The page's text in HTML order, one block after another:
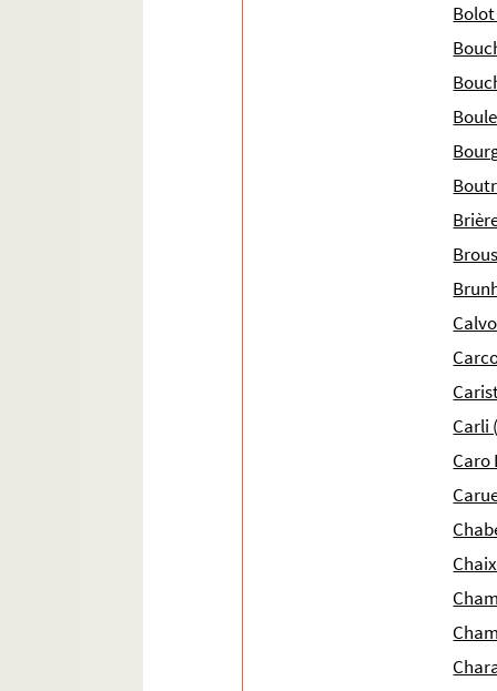
Ms 1945 (1811). Recueil de jurisprudence
Ms 1946 (1812). Catalogue alphabétique
Ms 1947 (1813). « Catalogue de la
Ms 1948 (1814). « Deue des censives du roy,
Ms 1949 (1815). « Recueil des discours,
Ms 1950 (1816). « Documenta publica
Ms 1951 (1817). « Manoscritti diversi. Tomo II
Ms 1952 (1818). « Acta Causae
Ms 1953 (1819). « Cadastre de la
Ms 1954 (1820). Reconnaissances de
Ms 1955 (1821). Reconnaissance de cens
Ms 1956 (1822). « Couppie des
Ms 1957 (1823). Reconnaissance de cens
Ms 1958 (1824). « Regestre des actes
Ms 1959 (1825). « Registre des
Ms 1960 (1826). « Livre d'arismétique
Ms 1961 (1827). « Philosophie catholique.
Ms 1962 (1828). I et II. « Recognoissances
Ms 1963 (1829). « Catalogues
Ms 1964 (1830). « Catalogo alfabetico
Carli
Caro